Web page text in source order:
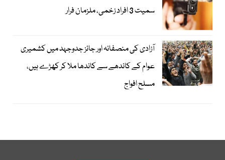
سمیت 3 افراد زخمی، ملزمان فرار
آزادی کی منصفانہ اور جائز جدوجہد میں کشمیری
عوام کے کاندھے سے کاندھا ملا کر کھڑے ہیں،
مسلح افواج